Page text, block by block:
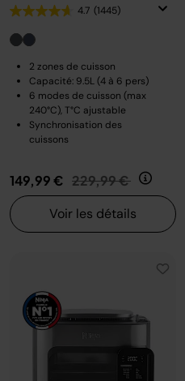
4.7 (1445)
2 zones de cuisson
Capacité: 9.5L (4 à 6 pers)
6 modes de cuisson (max
240°C), T°C ajustable
Synchronisation des
cuissons
149,99 € Prix réduit de
229,99 € au
Voir les détails